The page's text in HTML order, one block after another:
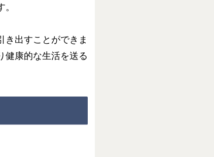
き出すことができま
健康的な生活を送る